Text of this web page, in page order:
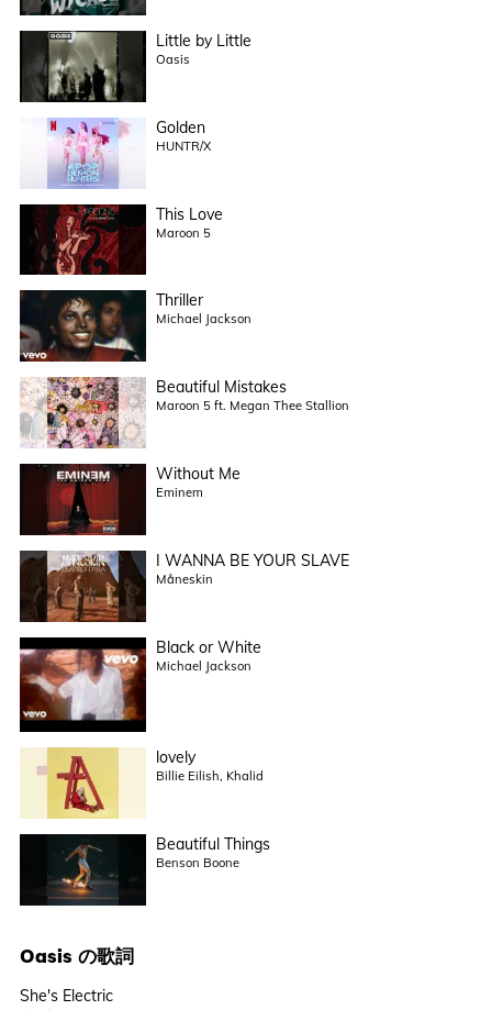
Little by Little
Oasis
Golden
HUNTR/X
This Love
Maroon 5
Thriller
Michael Jackson
Beautiful Mistakes
Maroon 5 ft. Megan Thee Stallion
Without Me
Eminem
I WANNA BE YOUR SLAVE
Måneskin
Black or White
Michael Jackson
lovely
Billie Eilish, Khalid
Beautiful Things
Benson Boone
Oasis の歌詞
She's Electric